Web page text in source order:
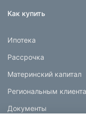
Как купить
Ипотека
Рассрочка
Материнский капитал
Региональным
Документы